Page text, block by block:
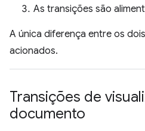
As transições são
A única diferença entre os
acionados.
Transições de
documento